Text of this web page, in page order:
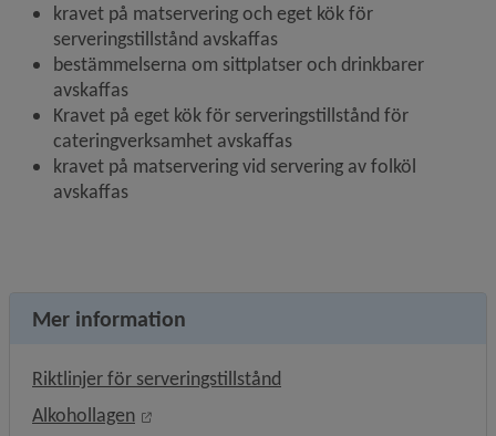
kravet på matservering och eget kök för
serveringstillstånd avskaffas
bestämmelserna om sittplatser och drinkbarer
avskaffas
Kravet på eget kök för serveringstillstånd för
cateringverksamhet avskaffas
kravet på matservering vid servering av folköl
avskaffas
Mer information
Riktlinjer för serveringstillstånd
Alkohollagen
Länk till annan webbplats, öppnas i nytt